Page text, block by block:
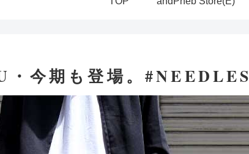
・今期も登場。#NEEDLES